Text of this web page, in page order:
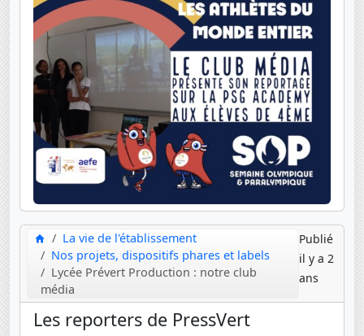
La vie de l'établissement
Nos projets, dispositifs phares et labels
Lycée Prévert Production : notre club
média
Publié
il y a 2
ans
Les reporters de PressVert